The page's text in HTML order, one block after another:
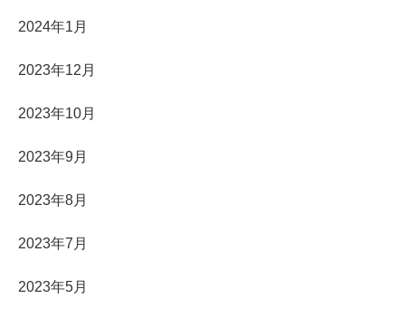
2024年1月
2023年12月
2023年10月
2023年9月
2023年8月
2023年7月
2023年5月